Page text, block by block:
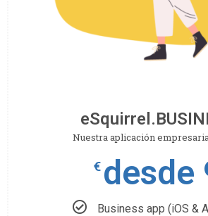
Nuestra aplicación
€ desde
Business app (iOS &